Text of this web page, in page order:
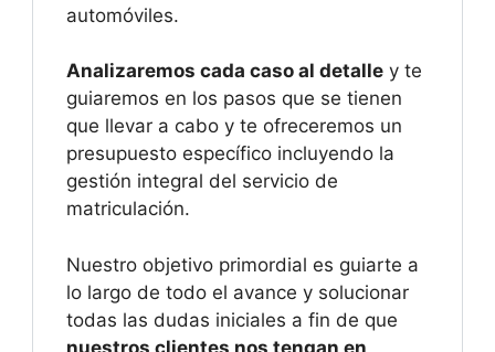
automóviles.
Analizaremos cada caso al detalle y te
guiaremos en los pasos que se tienen
que llevar a cabo y te ofreceremos un
presupuesto específico incluyendo la
gestión integral del servicio de
matriculación.
Nuestro objetivo primordial es guiarte a
lo largo de todo el avance y solucionar
todas las dudas iniciales a fin de que
nuestros clientes nos tengan en